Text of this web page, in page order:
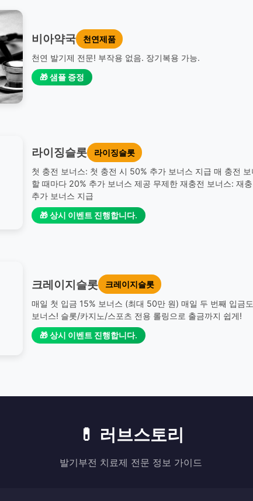
비아약국
천연제품
천연 발기제 전문! 부작용 없음. 장기복용 가능.
🎁 샘플 증정
라이징슬롯
라이징슬롯
첫 충전 보너스: 첫 충전 시 50% 추가 보너스 지급 매 충전 보
할 때마다 20% 추가 보너스 제공 무제한 재충전 보너스: 재
추가 보너스 지급
🎁 상시 이벤트 진행합니다.
크레이지슬롯
크레이지슬롯
매일 첫 입금 15% 보너스 (최대 50만 원) 매일 두 번째 입금
보너스! 슬롯/카지노/스포츠 전용 롤링으로 출금까지 쉽게!
🎁 상시 이벤트 진행합니다.
💊 러브스토리
발기부전 치료제 전문 정보 가이드